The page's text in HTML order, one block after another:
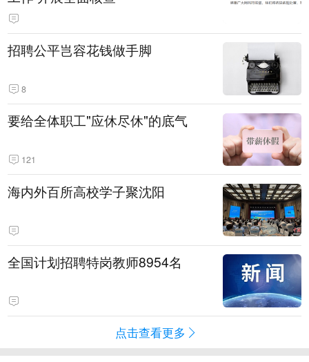
招聘公平岂容花钱做手脚
8
要给全体职工"应休尽休"的底气
121
海内外百所高校学子聚沈阳
全国计划招聘特岗教师8954名
点击查看更多